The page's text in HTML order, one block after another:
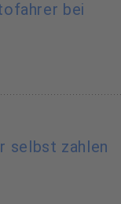
bei
selbst zahlen